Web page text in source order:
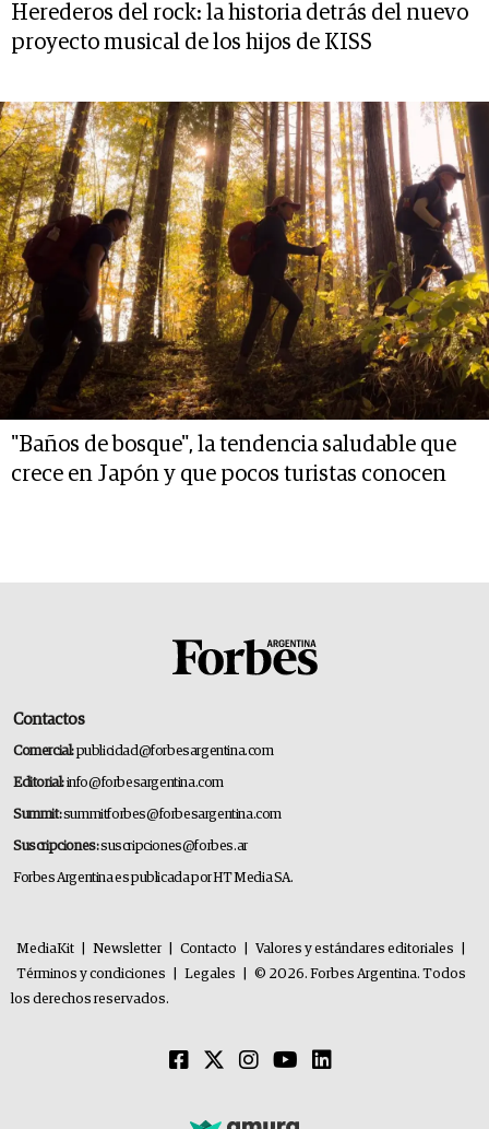
Herederos del rock: la historia detrás del nuevo
proyecto musical de los hijos de KISS
"Baños de bosque", la tendencia saludable que
crece en Japón y que pocos turistas conocen
Contactos
Comercial:publicidad@forbesargentina.com
Editorial:info@forbesargentina.com
Summit:summitforbes@forbesargentina.com
Suscripciones:suscripciones@forbes.ar
Forbes Argentina es publicada por HT Media SA.
MediaKit Newsletter Contacto Valores y estándares editoriales
Términos y condiciones
Legales
© 2026. Forbes Argentina. Todos
los derechos reservados.